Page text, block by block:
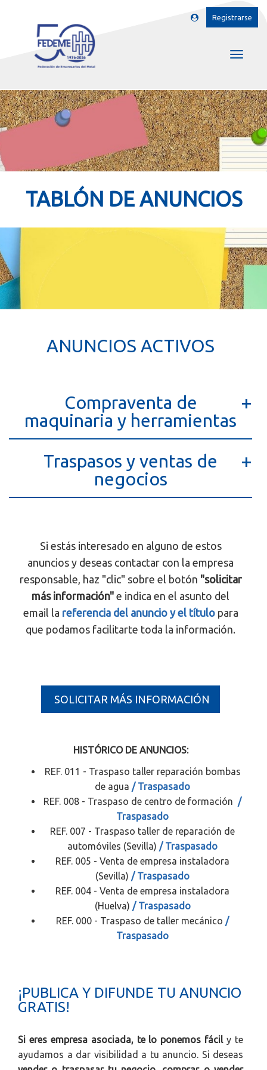
Registrarse
TABLÓN DE ANUNCIOS
ANUNCIOS ACTIVOS
Compraventa de
maquinaria y herramientas
Traspasos y ventas de
negocios
Si estás interesado en alguno de estos
anuncios y deseas contactar con la empresa
responsable, haz "clic" sobre el botón "solicitar
más información" e indica en el asunto del
email la referencia del anuncio y el títulopara
que podamos facilitarte toda la información.
SOLICITAR MÁS INFORMACIÓN
HISTÓRICO DE ANUNCIOS:
REF. 011 - Traspaso taller reparación bombas
de agua / Traspasado
REF. 008 - Traspaso de centro de formación /
Traspasado
REF. 007 - Traspaso taller de reparación de
automóviles (Sevilla) / Traspasado
REF. 005 - Venta de empresa instaladora
(Sevilla) / Traspasado
REF. 004 - Venta de empresa instaladora
(Huelva) / Traspasado
REF. 000 - Traspaso de taller mecánico /
Traspasado
¡PUBLICA Y DIFUNDE TU ANUNCIO
GRATIS!
Si eres empresa asociada, te lo ponemos fácily te
ayudamos a dar visibilidad a tu anuncio. Si deseas